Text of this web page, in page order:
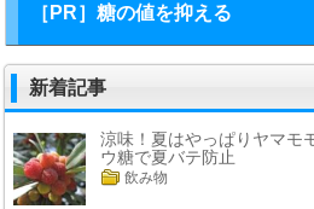
［PR］糖の値を抑える
新着記事
涼味！夏はやっぱりヤマモ
ウ糖で夏バテ防止
飲み物